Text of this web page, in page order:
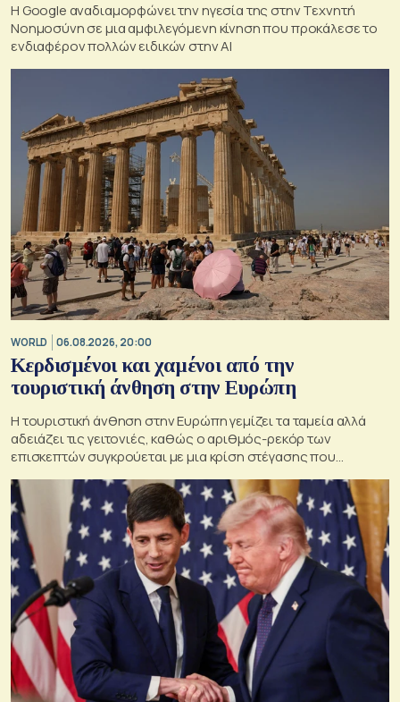
Η Google αναδιαμορφώνει την ηγεσία της στην Τεχνητή
Νοημοσύνη σε μια αμφιλεγόμενη κίνηση που προκάλεσε το
ενδιαφέρον πολλών ειδικών στην ΑΙ
WORLD 06.08.2026, 20:00
Κερδισμένοι και χαμένοι από την
τουριστική άνθηση στην Ευρώπη
Η τουριστική άνθηση στην Ευρώπη γεμίζει τα ταμεία αλλά
αδειάζει τις γειτονιές, καθώς ο αριθμός-ρεκόρ των
επισκεπτών συγκρούεται με μια κρίση στέγασης που
οξύνεται